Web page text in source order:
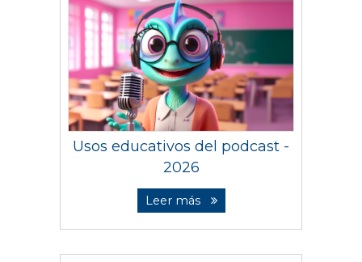
Usos educativos del podcast -
2026
Leer más